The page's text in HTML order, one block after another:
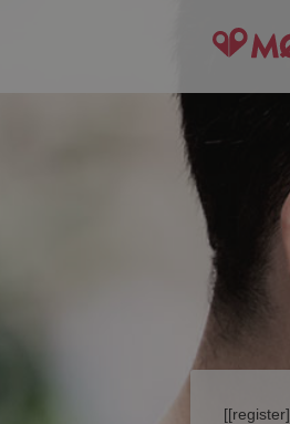
[[register]